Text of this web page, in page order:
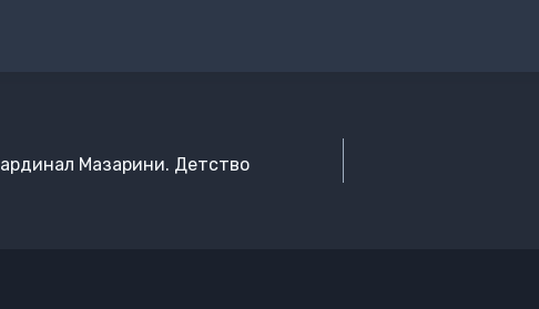
Мазарини. Детство